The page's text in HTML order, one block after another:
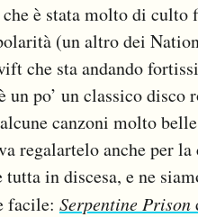
è stata molto di culto
(un altro dei
che sta andando
un po’ un classico disco
canzoni molto
regalartelo anche per
in discesa, e ne
facile: Serpentine Prison